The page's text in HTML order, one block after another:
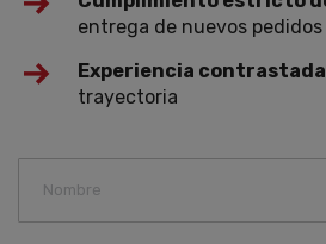
entrega de nuevos pedidos
Experiencia contrastada
trayectoria